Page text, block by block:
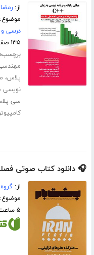
از:
درسی
۱۳۵ صفحه
مهندسی
پلاس،
نویسی
سی
کامپیوتر
🎧 دانلود کتاب صوتی
از:
موضوع:
۵ ساعت و ۳۹ دقیقه